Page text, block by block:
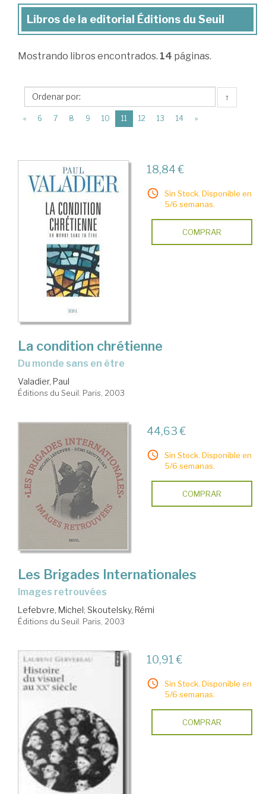
Libros
la
Éditions
du
Libros de la editorial Éditions du Seuil
Mostrando libros encontrados. 14 páginas.
↑
« 6 7 8 9 10 11 (current)
12 13 14 »
18,84 €
Sin Stock. Disponible en
5/6 semanas.
COMPRAR
La condition chrétienne
Du monde sans en être
Valadier, Paul
Éditions du Seuil. Paris, 2003
44,63 €
Sin Stock. Disponible en
5/6 semanas.
COMPRAR
Les Brigades Internationales
Images retrouvées
Lefebvre, Michel; Skoutelsky, Rémi
Éditions du Seuil. Paris, 2003
10,91 €
Sin Stock. Disponible en
5/6 semanas.
COMPRAR